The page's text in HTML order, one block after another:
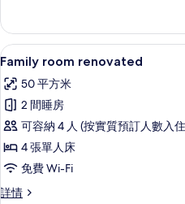
多
張
床
的
相
片
房,
多
張
詳
情
載
入
所
有
Family
room
renovated
的
9
Family room renovated
50 平方米
2 間睡房
可容納 4 人 (按實質預訂人數入
4 張單人床
免費 Wi-Fi
詳情
Family